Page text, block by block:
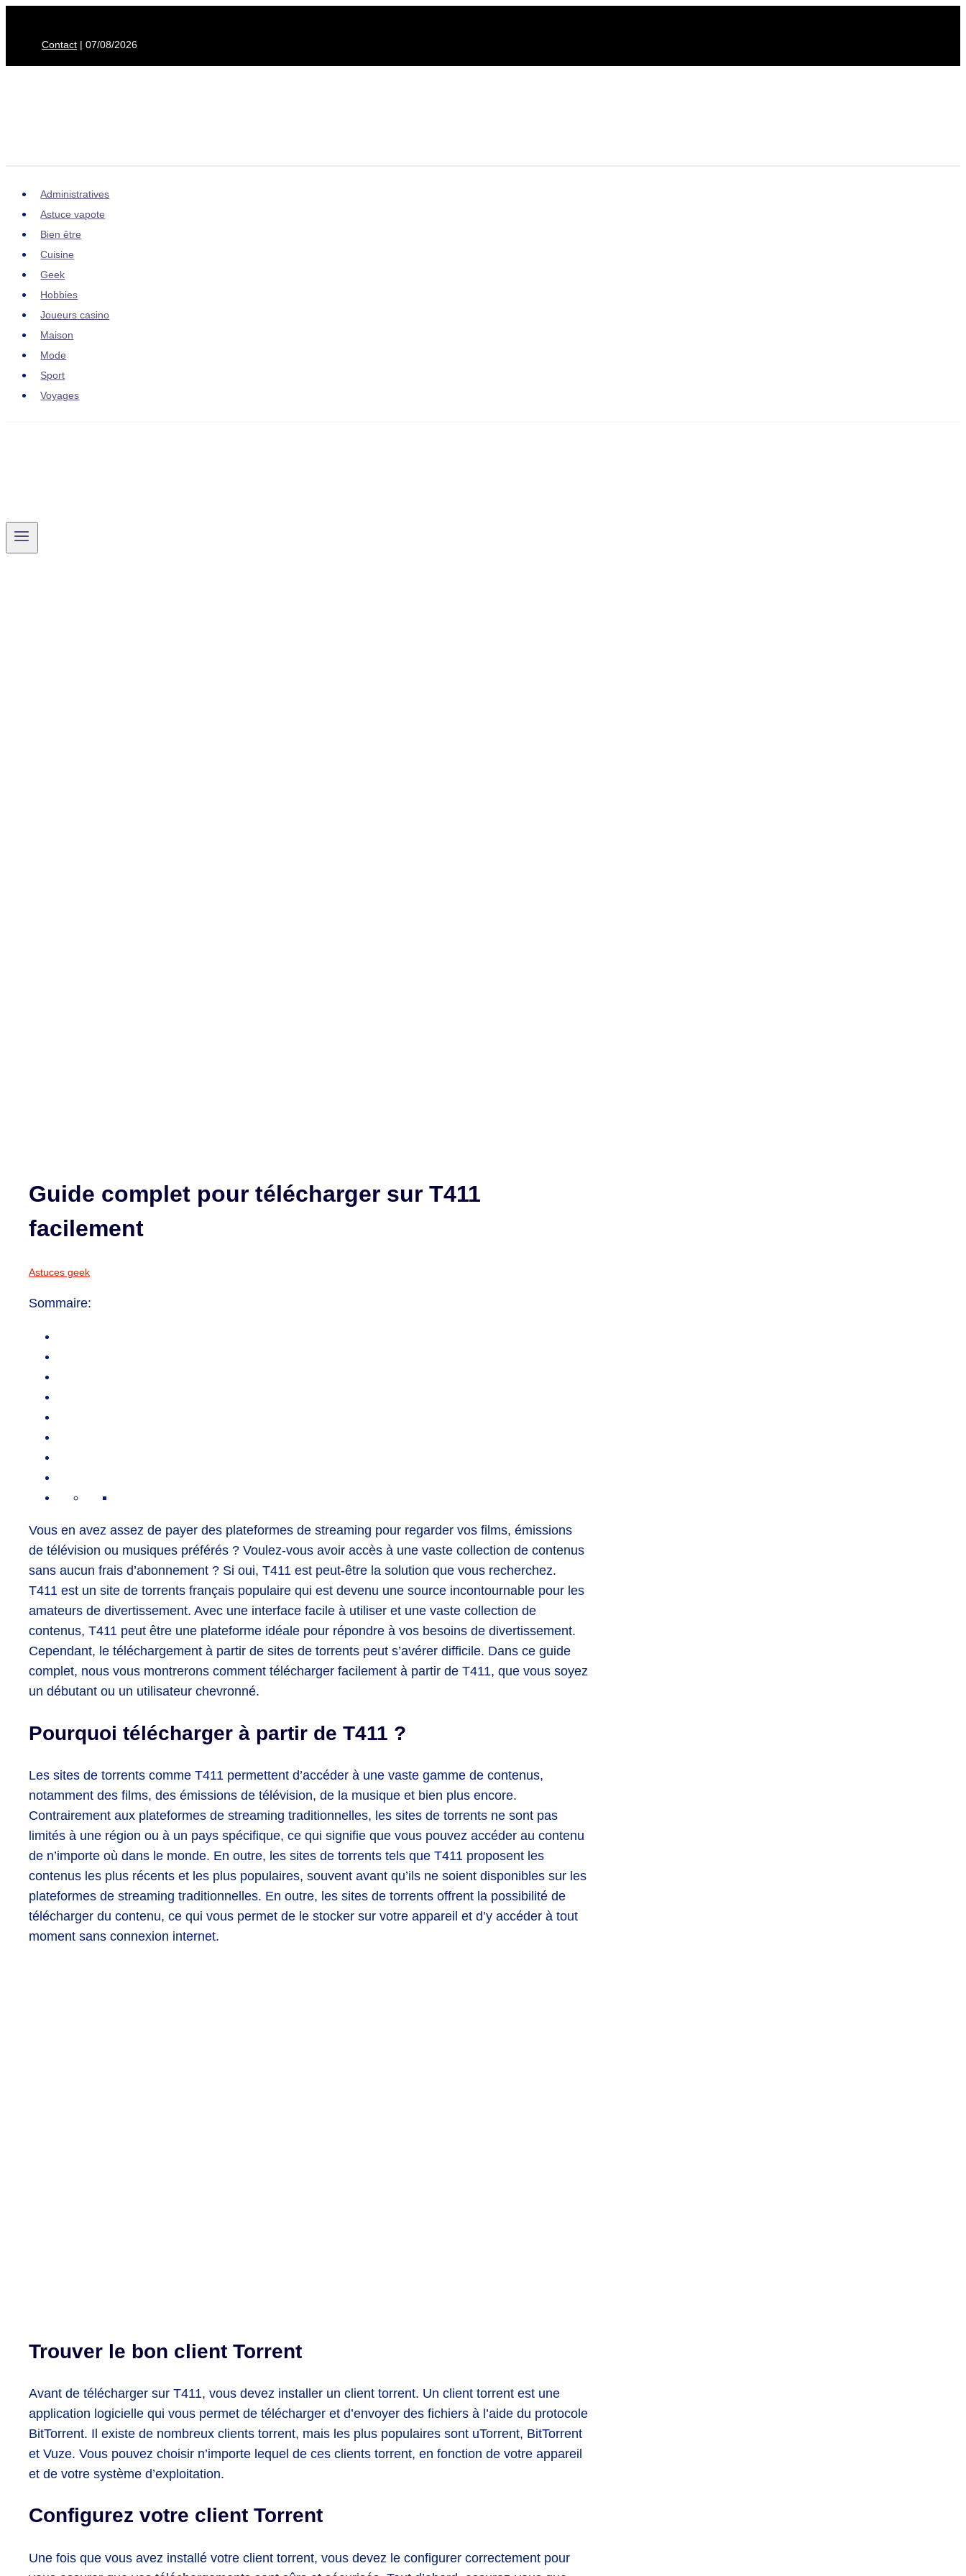
Contact | 07/08/2026
Administratives
Astuce vapote
Bien être
Cuisine
Geek
Hobbies
Joueurs casino
Maison
Mode
Sport
Voyages
Guide complet pour télécharger sur T411
facilement
Astuces geek
Sommaire:
Vous en avez assez de payer des plateformes de streaming pour regarder vos films, émissions
de télévision ou musiques préférés ? Voulez-vous avoir accès à une vaste collection de contenus
sans aucun frais d’abonnement ? Si oui, T411 est peut-être la solution que vous recherchez.
T411 est un site de torrents français populaire qui est devenu une source incontournable pour les
amateurs de divertissement. Avec une interface facile à utiliser et une vaste collection de
contenus, T411 peut être une plateforme idéale pour répondre à vos besoins de divertissement.
Cependant, le téléchargement à partir de sites de torrents peut s’avérer difficile. Dans ce guide
complet, nous vous montrerons comment télécharger facilement à partir de T411, que vous soyez
un débutant ou un utilisateur chevronné.
Pourquoi télécharger à partir de T411 ?
Les sites de torrents comme T411 permettent d’accéder à une vaste gamme de contenus,
notamment des films, des émissions de télévision, de la musique et bien plus encore.
Contrairement aux plateformes de streaming traditionnelles, les sites de torrents ne sont pas
limités à une région ou à un pays spécifique, ce qui signifie que vous pouvez accéder au contenu
de n’importe où dans le monde. En outre, les sites de torrents tels que T411 proposent les
contenus les plus récents et les plus populaires, souvent avant qu’ils ne soient disponibles sur les
plateformes de streaming traditionnelles. En outre, les sites de torrents offrent la possibilité de
télécharger du contenu, ce qui vous permet de le stocker sur votre appareil et d’y accéder à tout
moment sans connexion internet.
Trouver le bon client Torrent
Avant de télécharger sur T411, vous devez installer un client torrent. Un client torrent est une
application logicielle qui vous permet de télécharger et d’envoyer des fichiers à l’aide du protocole
BitTorrent. Il existe de nombreux clients torrent, mais les plus populaires sont uTorrent, BitTorrent
et Vuze. Vous pouvez choisir n’importe lequel de ces clients torrent, en fonction de votre appareil
et de votre système d’exploitation.
Configurez votre client Torrent
Une fois que vous avez installé votre client torrent, vous devez le configurer correctement pour